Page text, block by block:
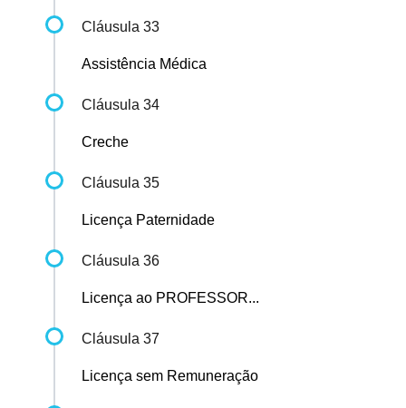
Cláusula 33
Assistência Médica
Cláusula 34
Creche
Cláusula 35
Licença Paternidade
Cláusula 36
Licença ao PROFESSOR...
Cláusula 37
Licença sem Remuneração